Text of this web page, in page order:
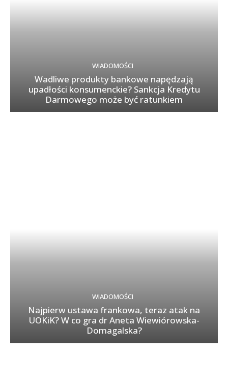
WIADOMOŚCI
Wadliwe produkty bankowe napędzają
upadłości konsumenckie? Sankcja Kredytu
Darmowego może być ratunkiem
WIADOMOŚCI
Najpierw ustawa frankowa, teraz atak na
UOKiK? W co gra dr Aneta Wiewiórowska-
Domagalska?